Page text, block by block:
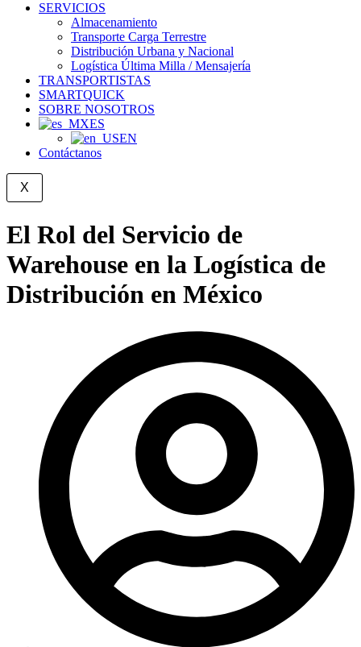
SERVICIOS
Almacenamiento
Transporte Carga Terrestre
Distribución Urbana y Nacional
Logística Última Milla / Mensajería
TRANSPORTISTAS
SMARTQUICK
SOBRE NOSOTROS
ES
EN
Contáctanos
X
El Rol del Servicio de
Warehouse en la Logística de
Distribución en México